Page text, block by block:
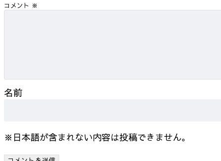
コメント ※
名前
※日本語が含まれない内容は投稿できません。